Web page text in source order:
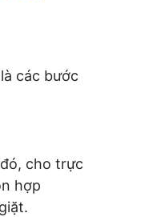
các bước
cho trực
hợp